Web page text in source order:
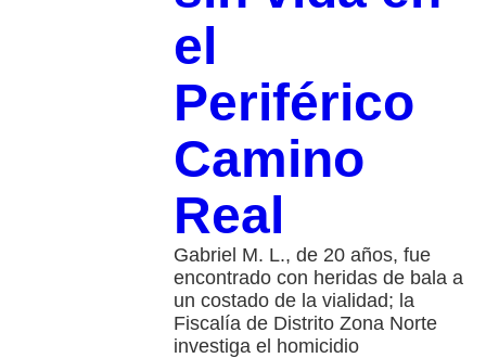
el
Periférico
Camino
Real
Gabriel M. L., de 20 años, fue
encontrado con heridas de bala a
un costado de la vialidad; la
Fiscalía de Distrito Zona Norte
investiga el homicidio